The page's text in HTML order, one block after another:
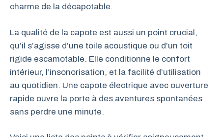
charme de la décapotable.
La qualité de la capote est aussi un point crucial,
qu’il s’agisse d’une toile acoustique ou d’un toit
rigide escamotable. Elle conditionne le confort
intérieur, l’insonorisation, et la facilité d’utilisation
au quotidien. Une capote électrique avec ouverture
rapide ouvre la porte à des aventures spontanées
sans perdre une minute.